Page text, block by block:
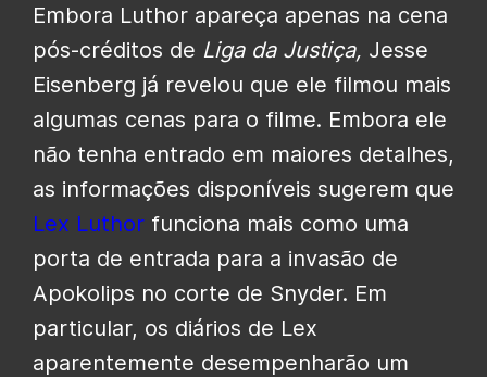
Embora Luthor apareça apenas na cena
pós-créditos de Liga da Justiça, Jesse
Eisenberg já revelou que ele filmou mais
algumas cenas para o filme. Embora ele
não tenha entrado em maiores detalhes,
as informações disponíveis sugerem que
Lex Luthor funciona mais como uma
porta de entrada para a invasão de
Apokolips no corte de Snyder. Em
particular, os diários de Lex
aparentemente desempenharão um